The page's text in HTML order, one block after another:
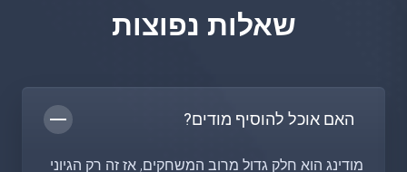
שאלות נפוצות
האם אוכל להוסיף מודים?
מודינג הוא חלק גדול מרוב המשחקים, אז זה רק הגיוני